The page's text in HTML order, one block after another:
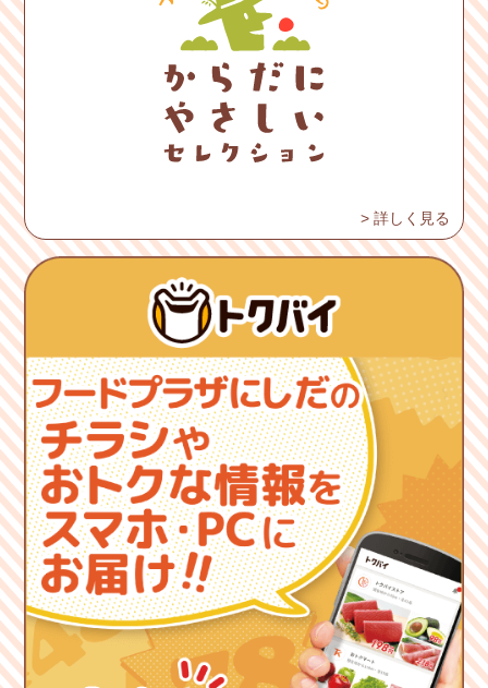
> 詳しく見る